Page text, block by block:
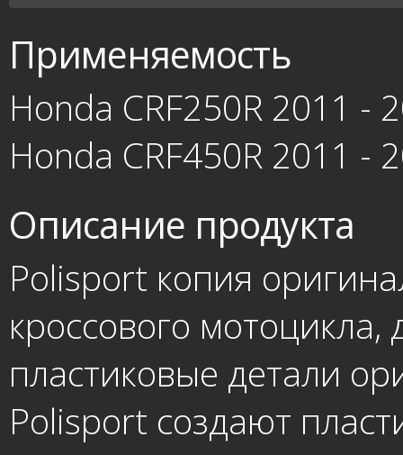
Применяемость
Honda CRF250R 2011 -
Honda CRF450R 2011 -
Описание продукта
Polisport копия
кроссового мотоцикла,
пластиковые детали
Polisport создают